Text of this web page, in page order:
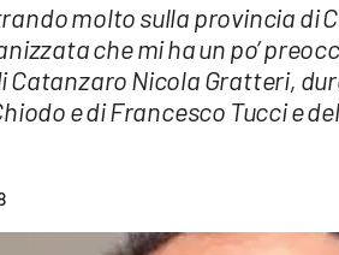
molto sulla provincia di
che mi ha un po’
Nicola Gratteri,
e di Francesco Tucci e